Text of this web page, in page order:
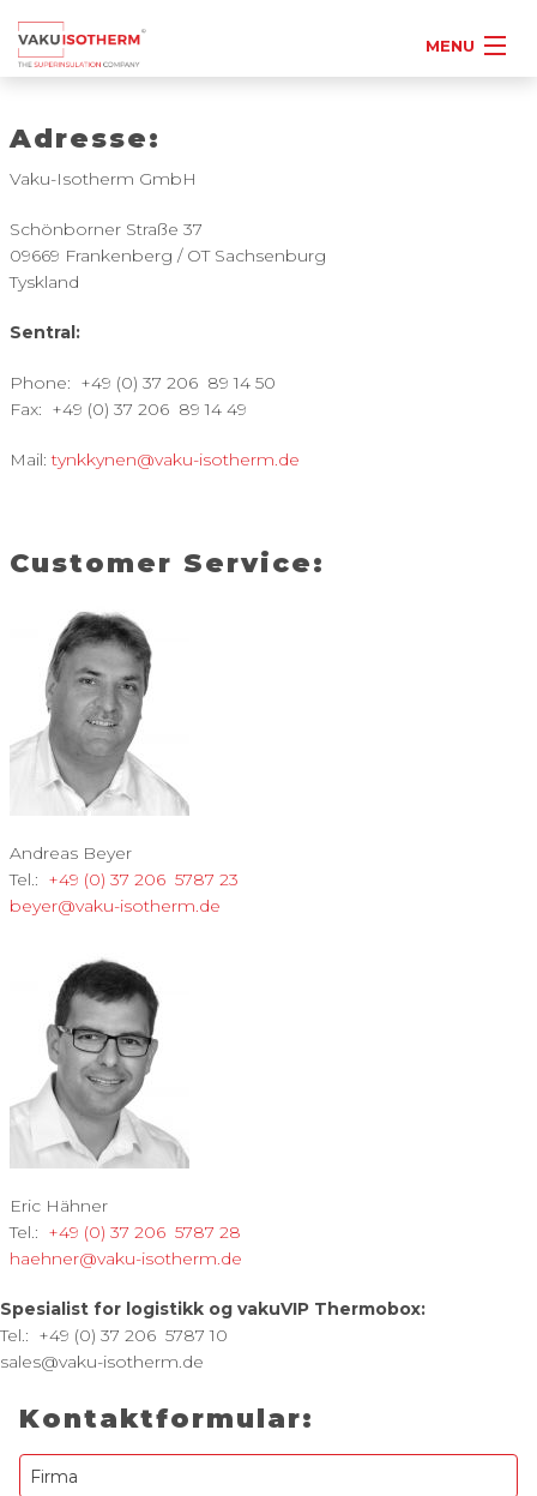
MENU
Adresse:
Vaku-Isotherm GmbH
Schönborner Straße 37
09669 Frankenberg / OT Sachsenburg
Tyskland
Sentral:
Phone: +49 (0) 37 206 89 14 50
Fax: +49 (0) 37 206 89 14 49
Mail:tynkkynen@vaku-isotherm.de
Customer Service:
Andreas Beyer
Tel.: +49 (0) 37 206 5787 23
beyer@vaku-isotherm.de
Eric Hähner
Tel.: +49 (0) 37 206 5787 28
haehner@vaku-isotherm.de
Spesialist for logistikk og vakuVIP Thermobox:
Tel.: +49 (0) 37 206 5787 10
sales@vaku-isotherm.de
Kontaktformular: